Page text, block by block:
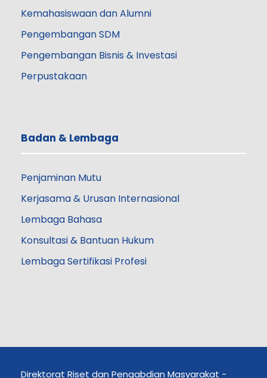
Kemahasiswaan dan Alumni
Pengembangan SDM
Pengembangan Bisnis & Investasi
Perpustakaan
Badan & Lembaga
Penjaminan Mutu
Kerjasama & Urusan Internasional
Lembaga Bahasa
Konsultasi & Bantuan Hukum
Lembaga Sertifikasi Profesi
Direktorat Riset dan Pengabdian Masyarakat -